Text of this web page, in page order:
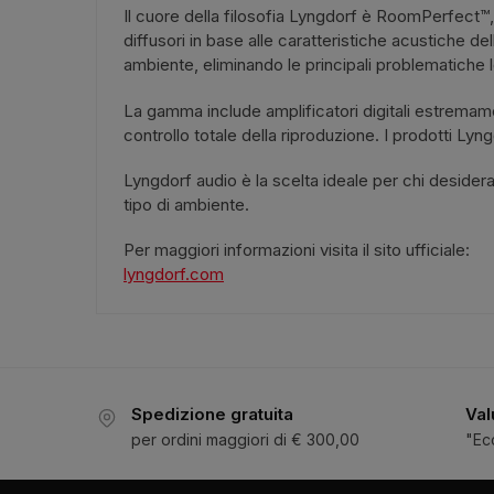
Il cuore della filosofia Lyngdorf è
diffusori in base alle caratteristiche acustiche
ambiente, eliminando le principali problematiche
La gamma include amplificatori digitali
controllo totale della riproduzione. I prodotti
Lyngdorf audio è la scelta ideale per chi
tipo di ambiente.
Per maggiori informazioni visita il sito ufficiale:
lyngdorf.com
Spedizione gratuita
per ordini maggiori di € 300,00